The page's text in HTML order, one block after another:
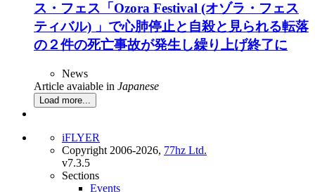
ス・フェス「Ozora Festival (オゾラ・フェス
ティバル) 」で心肺停止と自殺と見られる転落
の２件の死亡事故が発生し繰り上げ終了に
News
Article avaiable in Japanese
Load more...
iFLYER
Copyright 2006-2026, 77hz Ltd.
v7.3.5
Sections
Events